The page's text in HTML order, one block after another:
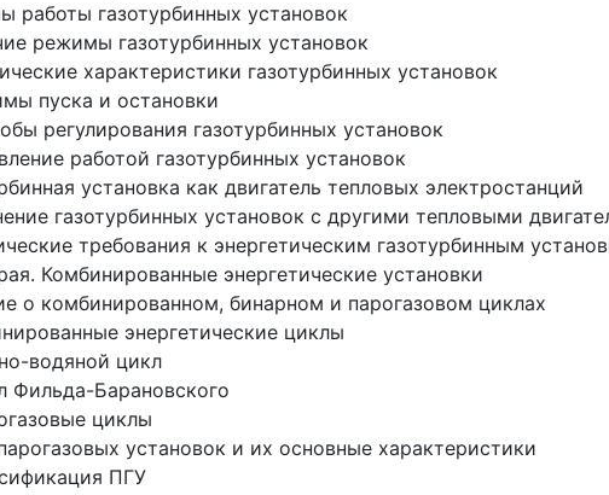
работы газотурбинных установок
режимы газотурбинных установок
характеристики газотурбинных установок
пуска и остановки
регулирования газотурбинных установок
работой газотурбинных установок
установка как двигатель тепловых электростанций
газотурбинных установок с другими тепловыми
требования к энергетическим газотурбинным
Комбинированные энергетические установки
о комбинированном, бинарном и парогазовом циклах
энергетические циклы
водяной цикл
Фильда-Барановского
циклы
установок и их основные характеристики
ПГУ